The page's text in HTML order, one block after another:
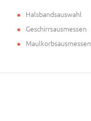
Halsbandsauswahl
Geschirrsausmessen
Maulkorbsausmessen